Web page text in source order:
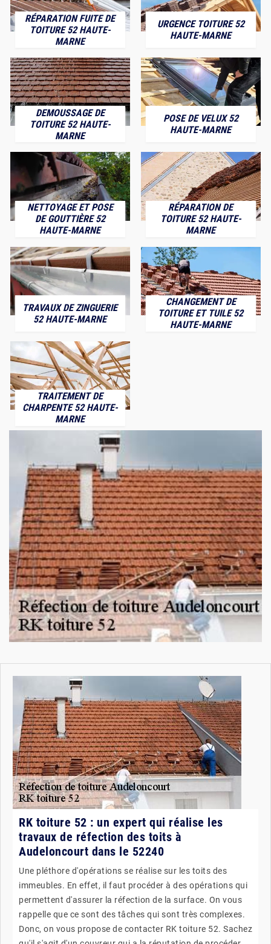
RÉPARATION FUITE DE
TOITURE 52 HAUTE-
MARNE
URGENCE TOITURE 52
HAUTE-MARNE
DEMOUSSAGE DE
TOITURE 52 HAUTE-
MARNE
POSE DE VELUX 52
HAUTE-MARNE
NETTOYAGE ET POSE
DE GOUTTIÈRE 52
HAUTE-MARNE
RÉPARATION DE
TOITURE 52 HAUTE-
MARNE
TRAVAUX DE ZINGUERIE
52 HAUTE-MARNE
CHANGEMENT DE
TOITURE ET TUILE 52
HAUTE-MARNE
TRAITEMENT DE
CHARPENTE 52 HAUTE-
MARNE
RK toiture 52 : un expert qui réalise les
travaux de réfection des toits à
Audeloncourt dans le 52240
Une pléthore d'opérations se réalise sur les toits des
immeubles. En effet, il faut procéder à des opérations qui
permettent d'assurer la réfection de la surface. On vous
rappelle que ce sont des tâches qui sont très complexes.
Donc, on vous propose de contacter RK toiture 52. Sachez